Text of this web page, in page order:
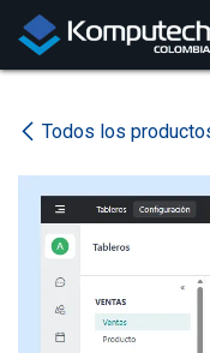
Ir al contenido
Todos los